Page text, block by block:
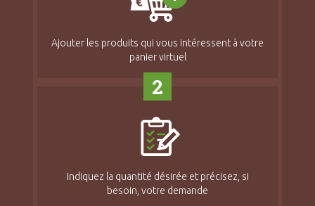
Ajouter les produits qui vous intéressent à votre
panier virtuel
2
Indiquez la quantité désirée et précisez, si
besoin, votre demande